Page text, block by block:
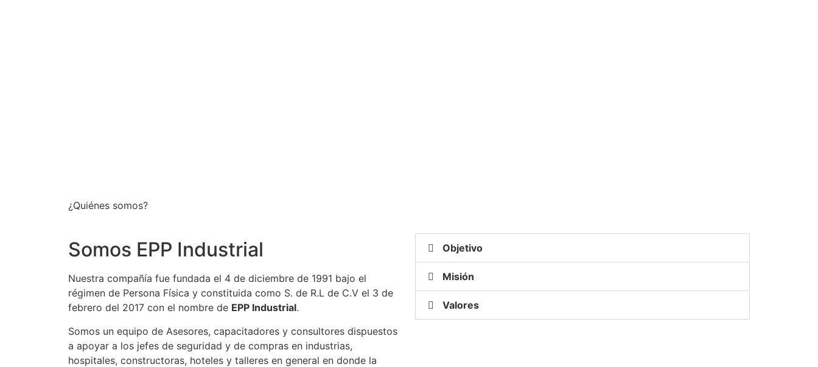
¿Quiénes somos?
Somos EPP Industrial
Nuestra compañía fue fundada el 4 de diciembre de 1991 bajo el
régimen de Persona Física y constituida como S. de R.L de C.V el 3 de
febrero del 2017 con el nombre de EPP Industrial.
Somos un equipo de Asesores, capacitadores y consultores dispuestos
a apoyar a los jefes de seguridad y de compras en industrias,
hospitales, constructoras, hoteles y talleres en general en donde la
Objetivo
Misión
Valores